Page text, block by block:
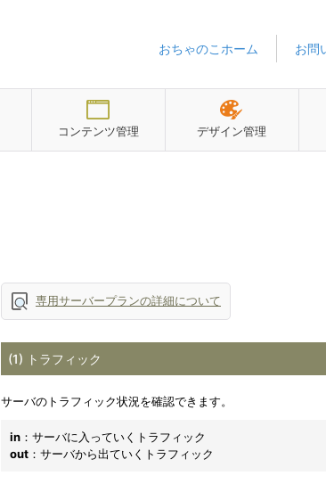
おちゃのこホーム お問
コンテンツ管理 デザイン管理
専用サーバープランの詳細について
(1) トラフィック
サーバのトラフィック状況を確認できます。
in ：サーバに入っていくトラフィック
out ：サーバから出ていくトラフィック